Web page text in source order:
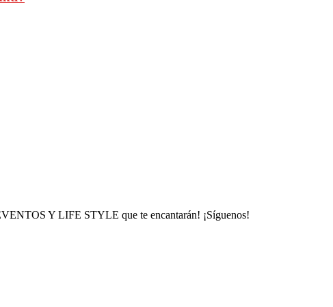
Y LIFE STYLE que te encantarán! ¡Síguenos!